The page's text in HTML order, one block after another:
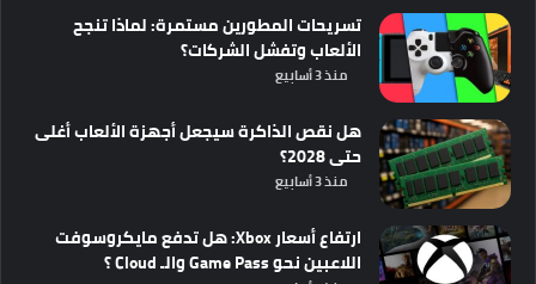
تسريحات المطورين مستمرة: لماذا تنجح
الألعاب وتفشل الشركات؟
منذ 3 أسابيع
هل نقص الذاكرة سيجعل أجهزة الألعاب أغلى
حتى 2028؟
منذ 3 أسابيع
ارتفاع أسعار Xbox: هل تدفع مايكروسوفت
اللاعبين نحو Game Pass والـ Cloud ؟